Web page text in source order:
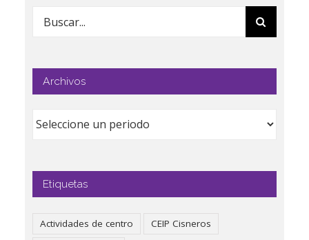
Buscar:
Archivos
Etiquetas
Actividades de centro
CEIP Cisneros